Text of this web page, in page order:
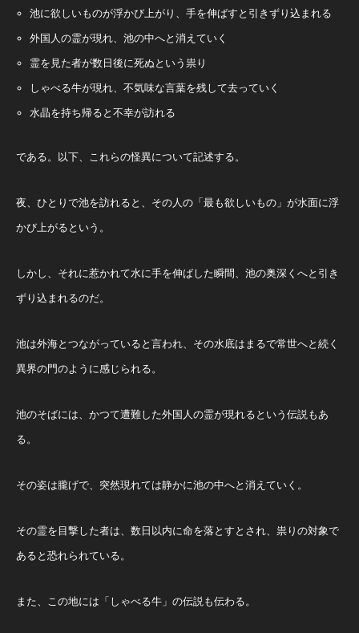
池に欲しいものが浮かび上がり、手を伸ばすと引きずり込まれる
外国人の霊が現れ、池の中へと消えていく
霊を見た者が数日後に死ぬという祟り
しゃべる牛が現れ、不気味な言葉を残して去っていく
水晶を持ち帰ると不幸が訪れる
である。以下、これらの怪異について記述する。
夜、ひとりで池を訪れると、その人の「最も欲しいもの」が水面に浮
かび上がるという。
しかし、それに惹かれて水に手を伸ばした瞬間、池の奥深くへと引き
ずり込まれるのだ。
池は外海とつながっていると言われ、その水底はまるで常世へと続く
異界の門のように感じられる。
池のそばには、かつて遭難した外国人の霊が現れるという伝説もあ
る。
その姿は朧げで、突然現れては静かに池の中へと消えていく。
その霊を目撃した者は、数日以内に命を落とすとされ、祟りの対象で
あると恐れられている。
また、この地には「しゃべる牛」の伝説も伝わる。